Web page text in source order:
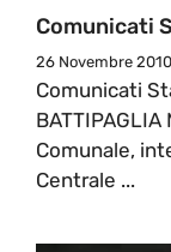
Comunicati
26 Novembre 2010
Comunicati
Comunale,
Centrale ...